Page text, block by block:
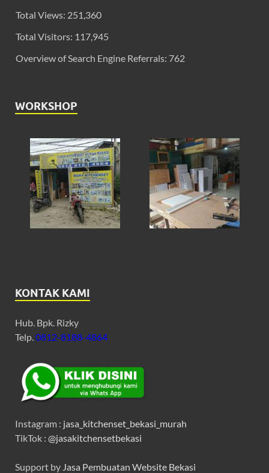
Total Views: 251,360
Total Visitors: 117,945
Overview of Search Engine Referrals: 762
WORKSHOP
KONTAK KAMI
Hub. Bpk. Rizky
Telp.0812-8188-4864
Instagram : jasa_kitchenset_bekasi_murah
TikTok : @jasakitchensetbekasi
Support by Jasa Pembuatan Website Bekasi